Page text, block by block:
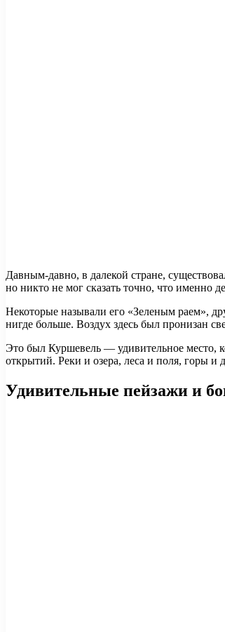
Давным-давно, в далекой стране,
но никто не мог сказать точно, что именно
Некоторые называли его «Зеленым раем»,
нигде больше. Воздух здесь был пронизан
Это был Куршевель — удивительное место,
открытий. Реки и озера, леса и поля, горы
Удивительные пейзажи и